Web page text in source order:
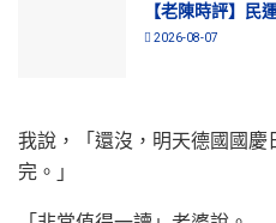
【老陳時評】民
2026-08-07
我說，「還沒，明天德國國
完。」